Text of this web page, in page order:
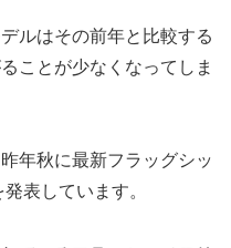
ルはその前年と比較する
ことが少なくなってしま
年秋に最新フラッグシッ
表しています。